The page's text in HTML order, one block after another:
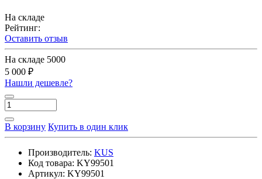
На складе
Рейтинг:
Оставить отзыв
На складе 5000
5 000 ₽
Нашли дешевле?
В корзину Купить в один клик
Производитель: KUS
Код товара: KY99501
Артикул: KY99501